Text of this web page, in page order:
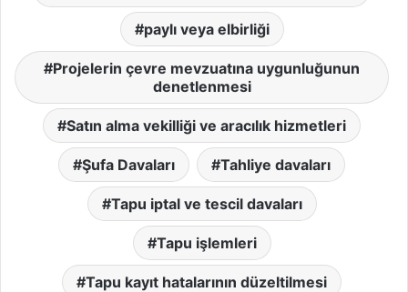
paylı veya elbirliği
Projelerin çevre mevzuatına uygunluğunun
denetlenmesi
Satın alma vekilliği ve aracılık hizmetleri
Şufa Davaları Tahliye davaları
Tapu iptal ve tescil davaları
Tapu işlemleri
Tapu kayıt hatalarının düzeltilmesi